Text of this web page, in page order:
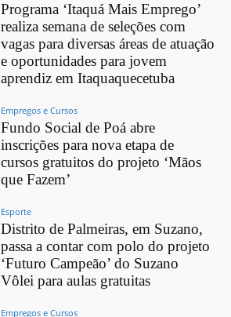
Programa ‘Itaquá Mais Emprego’
realiza semana de seleções com
vagas para diversas áreas de atuação
e oportunidades para jovem
aprendiz em Itaquaquecetuba
Empregos e Cursos
Fundo Social de Poá abre
inscrições para nova etapa de
cursos gratuitos do projeto ‘Mãos
que Fazem’
Esporte
Distrito de Palmeiras, em Suzano,
passa a contar com polo do projeto
‘Futuro Campeão’ do Suzano
Vôlei para aulas gratuitas
Empregos e Cursos